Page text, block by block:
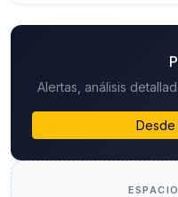
Alertas, análisis
Desde